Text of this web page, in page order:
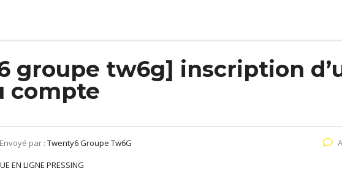
groupe tw6g] inscription
compte
Envoyé par : Twenty6 Groupe Tw6G
EN LIGNE PRESSING